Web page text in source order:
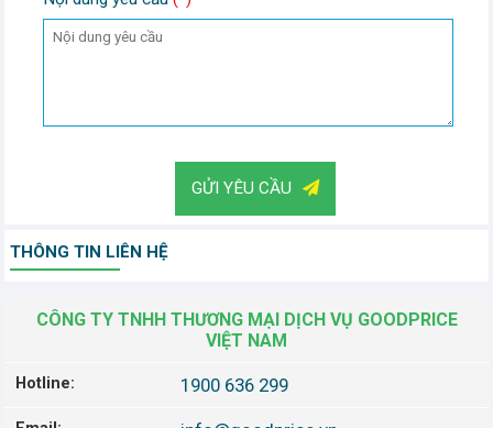
GỬI YÊU CẦU
THÔNG TIN LIÊN HỆ
CÔNG TY TNHH THƯƠNG MẠI DỊCH VỤ GOODPRICE
VIỆT NAM
Hotline: 1900 636 299